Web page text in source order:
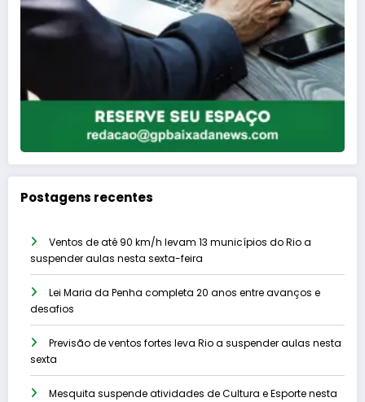
Postagens recentes
Ventos de até 90 km/h levam 13 municípios do Rio a
suspender aulas nesta sexta-feira
Lei Maria da Penha completa 20 anos entre avanços e
desafios
Previsão de ventos fortes leva Rio a suspender aulas nesta
sexta
Mesquita suspende atividades de Cultura e Esporte nesta